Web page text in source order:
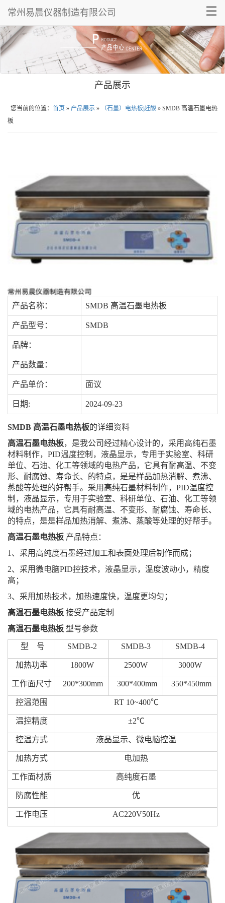
常州易晨仪器制造有限公司
产品展示
您当前的位置： 首页 » 产品展示 » （石墨）电热板|赶酸 » SMDB 高温石墨电热
板
产品名称： SMDB 高温石墨电热板
产品型号： SMDB
品牌：
产品数量：
产品单价： 面议
日期: 2024-09-23
SMDB 高温石墨电热板的详细资料
高温石墨电热板，是我公司经过精心设计的，采用高纯石墨
材料制作，PID温度控制，液晶显示，专用于实验室、科研
单位、石油、化工等领域的电热产品，它具有耐高温、不变
形、耐腐蚀、寿命长、的特点，是是样品加热消解、煮沸、
蒸酸等处理的好帮手。采用高纯石墨材料制作，PID温度控
制，液晶显示，专用于实验室、科研单位、石油、化工等领
域的电热产品，它具有耐高温、不变形、耐腐蚀、寿命长、
的特点，是是样品加热消解、煮沸、蒸酸等处理的好帮手。
高温石墨电热板 产品特点：
1、采用高纯度石墨经过加工和表面处理后制作而成；
2、采用微电脑PID控技术，液晶显示，温度波动小，精度
高；
3、采用加热技术，加热速度快，温度更均匀；
高温石墨电热板 接受产品定制
高温石墨电热板 型号参数
型 号 SMDB-2 SMDB-3 SMDB-4
加热功率 1800W 2500W 3000W
工作面尺寸 200*300mm 300*400mm 350*450mm
控温范围 RT 10~400℃
温控精度 ±2℃
控温方式 液晶显示、微电脑控温
加热方式 电加热
工作面材质 高纯度石墨
防腐性能 优
工作电压 AC220V50Hz